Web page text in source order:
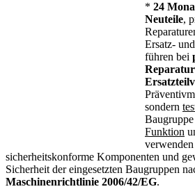
* 24
Neuteile,
Ersatz-
führen bei
Reparatur
sondern
Funktion
sicherheitskonforme Komponenten und
Sicherheit der eingesetzten Baugruppen
Maschinenrichtlinie 2006/42/EG.